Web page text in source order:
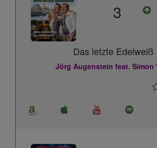
3
Das letzte Edelweiß
Jörg Augenstein feat. Simon